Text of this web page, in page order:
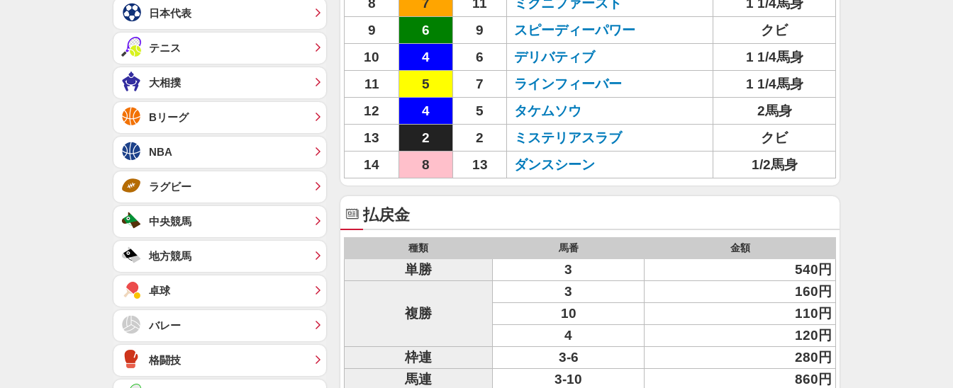
8
7 11 ミクニファースト
1 1/4馬身
9
6 9 スピーディーパワー
クビ
10
4 6 デリバティブ
1 1/4馬身
11
5 7 ラインフィーバー
1 1/4馬身
12
4 5 タケムソウ
2馬身
13
2 2 ミステリアスラブ
クビ
14
8 13 ダンスシーン 1/2馬身
払戻金
種類 馬番 金額
単勝 3 540円
複勝
3
160円
10
110円
4
120円
枠連
3-6
280円
馬連
3-10 860円
日本代表
テニス
大相撲
Bリーグ
NBA
ラグビー
中央競馬
地方競馬
卓球
バレー
格闘技